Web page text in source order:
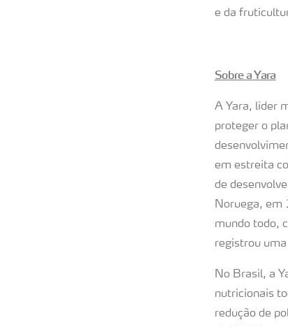
e da
Sobre a Yara
A Yara, líder
proteger o
em estreita
de
Noruega, em
mundo todo,
registrou
No Brasil, a
nutricionais
redução de